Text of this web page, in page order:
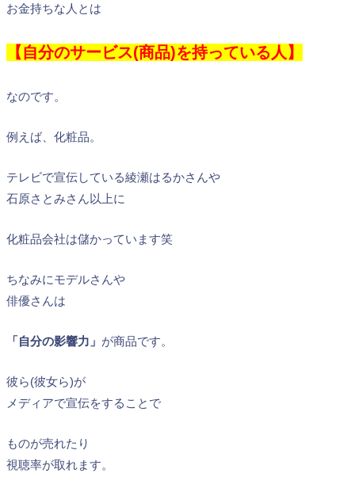
お金持ちな人とは
【自分のサービス(商品)を持っている人】
なのです。
例えば、化粧品。
テレビで宣伝している綾瀬はるかさんや
石原さとみさん以上に
化粧品会社は儲かっています笑
ちなみにモデルさんや
俳優さんは
「自分の影響力」 が商品です。
彼ら(彼女ら)が
メディアで宣伝をすることで
ものが売れたり
視聴率が取れます。